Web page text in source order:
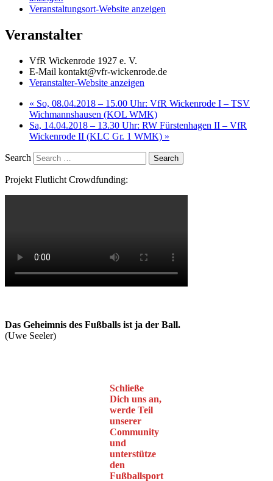
Veranstaltungsort-Website anzeigen
Veranstalter
VfR Wickenrode 1927 e. V.
E-Mail kontakt@vfr-wickenrode.de
Veranstalter-Website anzeigen
« So, 08.04.2018 – 15.00 Uhr: VfR Wickenrode I – TSV
Wichmannshausen (KOL WMK)
Sa, 14.04.2018 – 13.30 Uhr: RW Fürstenhagen II – VfR
Wickenrode II (KLC Gr. 1 WMK) »
Search
Projekt Flutlicht Crowdfunding:
Das Geheimnis des Fußballs ist ja der Ball.
(Uwe Seeler)
Schließe
Dich uns an,
werde Teil
unserer
Community
und
unterstütze
den
Fußballsport